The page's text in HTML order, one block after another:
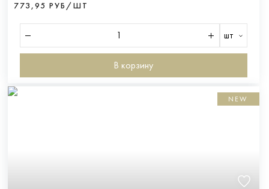
773,95 РУБ/ШТ
шт
В корзину
NEW